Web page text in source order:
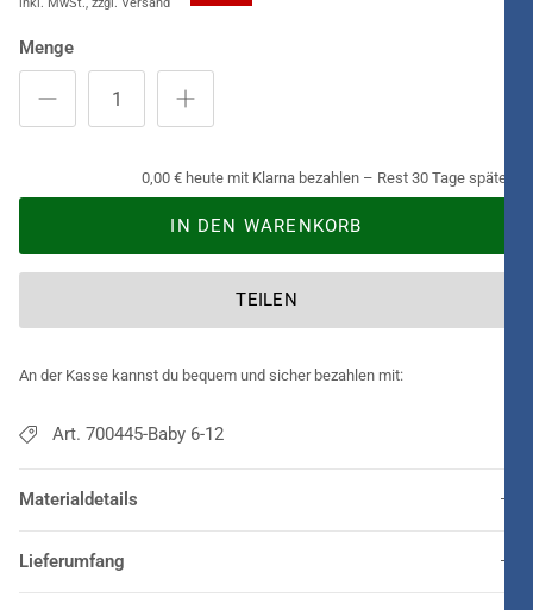
Menge
0,00 € heute mit Klarna bezahlen – Rest 30 Tage später.
IN DEN WARENKORB
TEILEN
An der Kasse kannst du bequem und sicher bezahlen mit:
Art. 700445-Baby 6-12
Materialdetails
Lieferumfang